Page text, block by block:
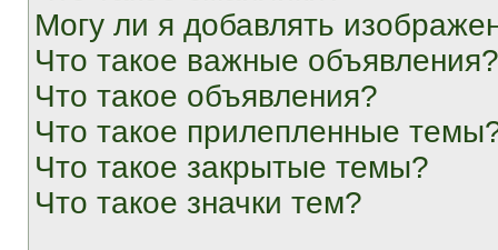
Могу ли я добавлять
Что такое важные объявления?
Что такое объявления?
Что такое прилепленные
Что такое закрытые темы?
Что такое значки тем?